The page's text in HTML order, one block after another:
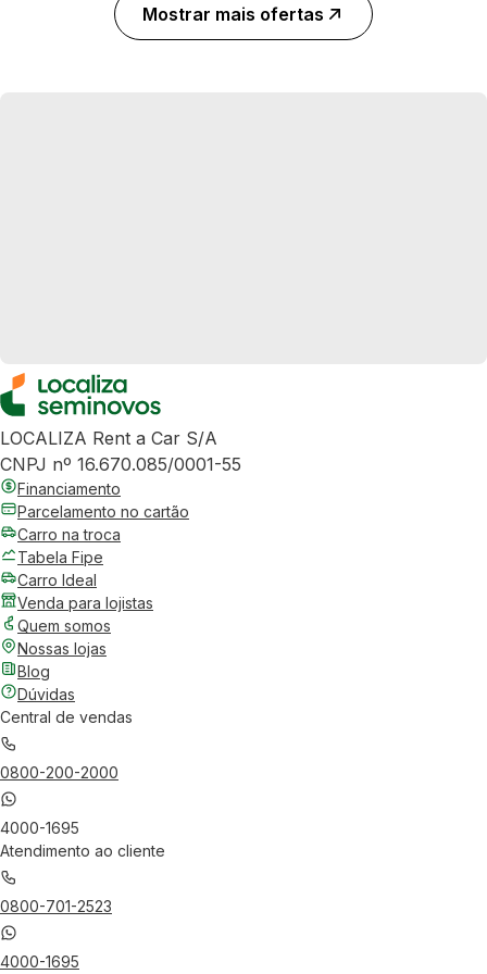
Mostrar mais ofertas
LOCALIZA Rent a Car S/A
CNPJ nº 16.670.085/0001-55
Financiamento
Parcelamento no cartão
Carro na troca
Tabela Fipe
Carro Ideal
Venda para lojistas
Quem somos
Nossas lojas
Blog
Dúvidas
Central de vendas
0800-200-2000
4000-1695
Atendimento ao cliente
0800-701-2523
4000-1695